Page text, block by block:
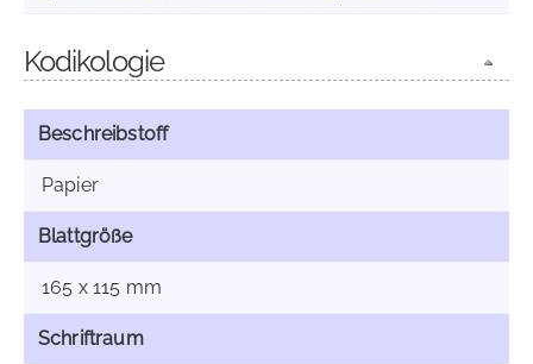
Kodikologie
Beschreibstoff
Papier
Blattgröße
165 x 115 mm
Schriftraum